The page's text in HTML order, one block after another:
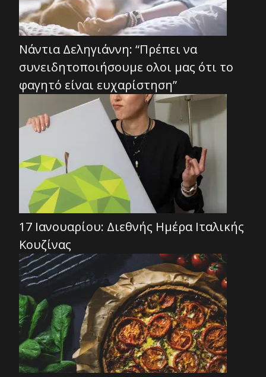
Νάντια Δεληγιάννη: “Πρέπει να
συνειδητοποιήσουμε ολοι μας ότι το
φαγητό είναι ευχαρίστηση”
17 Ιανουαρίου: Διεθνής Ημέρα Ιταλικής
Κουζίνας